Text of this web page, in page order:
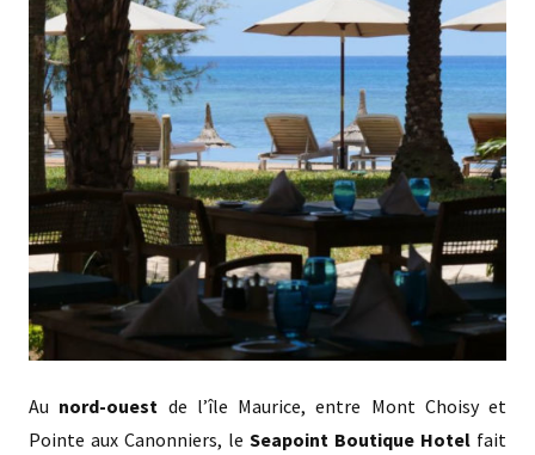
Au nord-ouest de l’île Maurice, entre Mont Choisy et
Pointe aux Canonniers, le Seapoint Boutique Hotel fait